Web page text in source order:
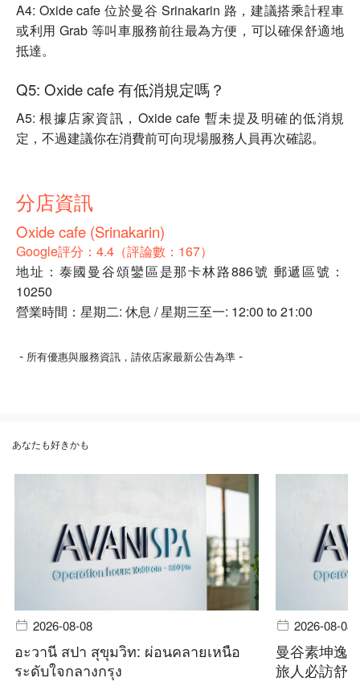
A4: Oxide cafe 位於曼谷 Srinakarin 路，建議搭乘計程車
或利用 Grab 等叫車服務前往最為方便，可以確保舒適地
抵達。
Q5: Oxide cafe 有低消規定嗎？
A5: 根據店家資訊，Oxide cafe 暫未提及明確的低消規
定，不過建議你在消費前可向現場服務人員再次確認。
分店資訊
Oxide cafe (Srinakarin)
Google評分：4.4（評論數：167）
地址：泰國曼谷頌鑾區是那卡林路886號 郵遞區號：
10250
營業時間：星期二: 休息 / 星期三至一: 12:00 to 21:00
- 所有優惠與服務資訊，請依店家最新公告為準 -
あなたも好きかも
2026-08-08
อะวานี สปา สุขุมวิท: ผ่อนคลายเหนือ
ระดับใจกลางกรุง
2026-08-08
曼谷素坤逸
旅人必訪舒